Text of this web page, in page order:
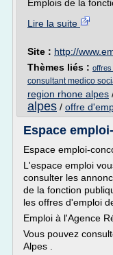
Emplois de la
Lire la suite
Site : http://
Thèmes liés : offres
consultant medico
region rhone alpes
alpes / offre
Espace
Espace emploi-
L'espace emploi
consulter les
de la fonction
les offres d'emploi
Emploi à l'Agence
Vous pouvez
Alpes .